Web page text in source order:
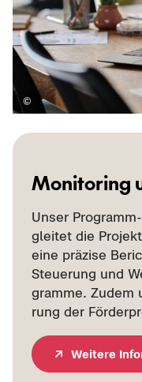
Mo­ni­to­ring
Unser
glei­tet die
eine prä­zi­se
Steue­rung und
gram­me.
rung der
Wei­te­re